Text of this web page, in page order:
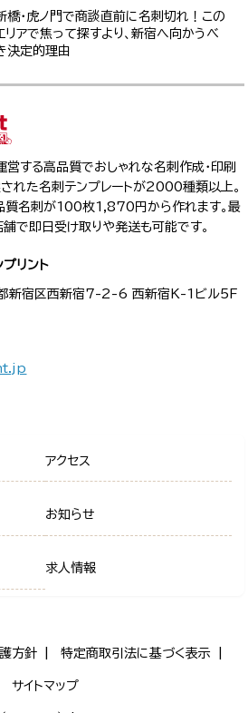
橋・虎ノ門で商談直前に名刺切れ！この
リアで焦って探すより、新宿へ向かうべ
決定的理由
する高品質でおしゃれな名刺作成・印刷
された名刺テンプレートが2000種類以上。
質名刺が100枚1,870円から作れます。最
で即日受け取りや発送も可能です。
リント
新宿区西新宿7-2-6 西新宿K-1ビル5F
アクセス
お知らせ
求人情報
方針 特定商取引法に基づく表示
サイトマップ